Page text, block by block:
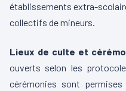
établissements extra-
collectifs de mineurs.
Lieux de culte et
ouverts selon les
cérémonies sont